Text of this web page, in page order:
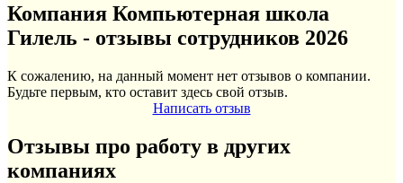
Компания Компьютерная школа
Гилель - отзывы сотрудников 2026
К сожалению, на данный момент нет отзывов о компании.
Будьте первым, кто оставит здесь свой отзыв.
Написать отзыв
Отзывы про работу в других
компаниях